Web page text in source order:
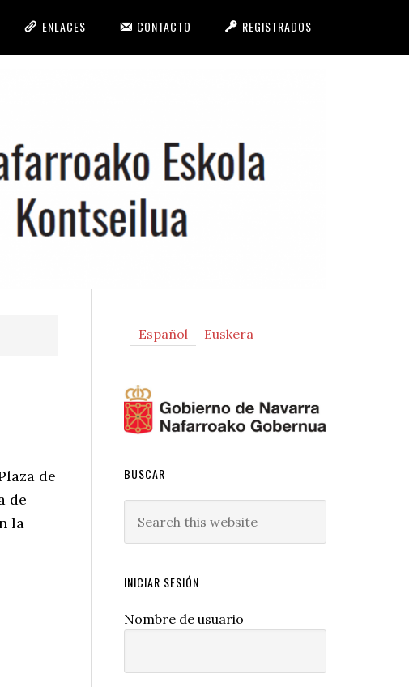
ENLACES CONTACTO REGISTRADOS
de
de
la
Primary
Sidebar
Español Euskera
BUSCAR
this
INICIAR SESIÓN
Nombre de usuario